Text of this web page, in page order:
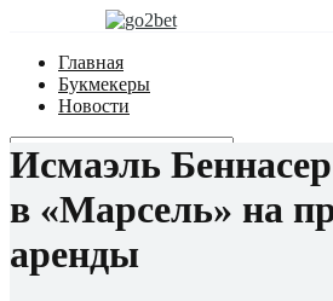
Главная
Букмекеры
Новости
Исмаэль
в «Марсель» на
аренды